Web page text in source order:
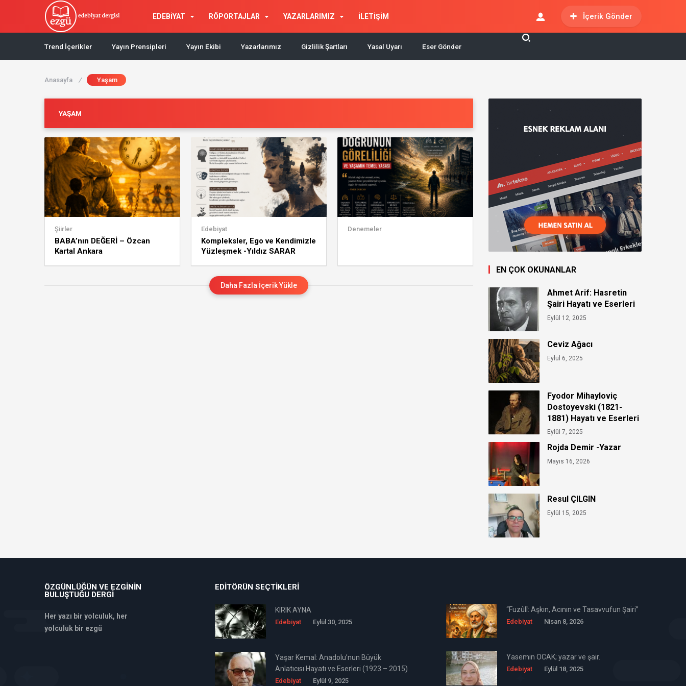
EDEBİYAT RÖPORTAJLAR YAZARLARIMIZ İLETİŞİM İçerik Gönder
Trend İçerikler Yayın Prensipleri Yayın Ekibi Yazarlarımız Gizlilik Şartları Yasal Uyarı Eser Gönder
Anasayfa / Yaşam
YAŞAM
Şiirler
BABA’nın DEĞERİ – Özcan
Kartal Ankara
Edebiyat
Kompleksler, Ego ve Kendimizle
Yüzleşmek -Yıldız SARAR
Denemeler
Daha Fazla İçerik Yükle
EN ÇOK OKUNANLAR
Ahmet Arif: Hasretin
Şairi Hayatı ve Eserleri
Eylül 12, 2025
Ceviz Ağacı
Eylül 6, 2025
Fyodor Mihayloviç
Dostoyevski (1821-
1881) Hayatı ve Eserleri
Eylül 7, 2025
Rojda Demir -Yazar
Mayıs 16, 2026
Resul ÇILGIN
Eylül 15, 2025
ÖZGÜNLÜĞÜN VE EZGININ
BULUŞTUĞU DERGI
Her yazı bir yolculuk, her
yolculuk bir ezgü
EDITÖRÜN SEÇTIKLERI
KIRIK AYNA
Edebiyat Eylül 30, 2025
“Fuzûlî: Aşkın, Acının ve Tasavvufun Şairi”
Edebiyat Nisan 8, 2026
Yaşar Kemal: Anadolu’nun Büyük
Anlatıcısı Hayatı ve Eserleri (1923 – 2015)
Edebiyat Eylül 9, 2025
Yasemin OCAK; yazar ve şair.
Edebiyat Eylül 18, 2025